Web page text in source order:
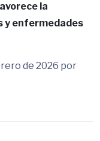
la
y enfermedades
de 2026 por